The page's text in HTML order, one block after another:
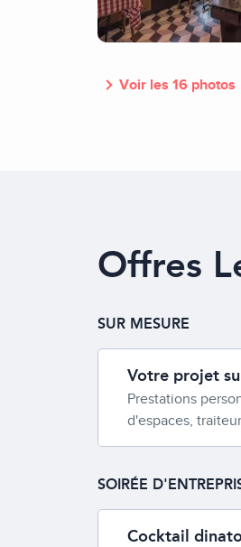
Voir les 16 photos
Offres
SUR MESURE
Votre projet
Prestations
d'espaces,
SOIRÉE
Cocktail